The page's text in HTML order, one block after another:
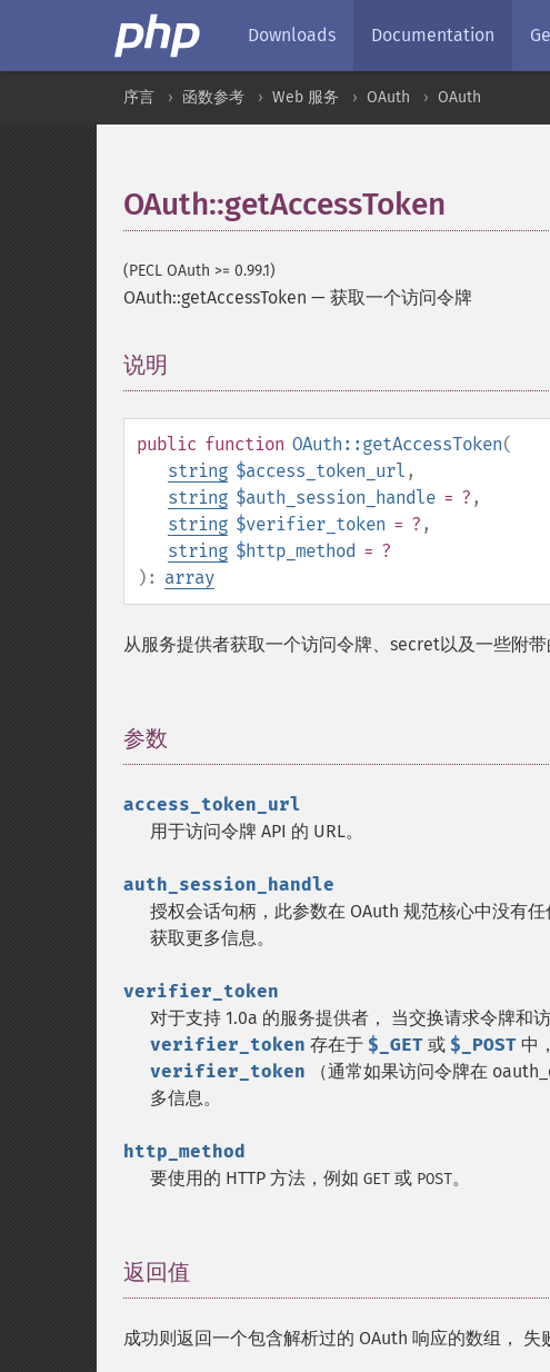
Downloads Documentation
序言 函数参考 Web 服务 OAuth OAuth
OAuth::getAccessToken
(PECL OAuth >= 0.99.1)
OAuth::getAccessToken — 获取一个访问令牌
说明
public function OAuth::getAccessToken(
string $access_token_url ,
string $auth_session_handle = ? ,
string $verifier_token = ? ,
string $http_method = ?
): array
从服务提供者获取一个访问令牌、secret以及一些附带
参数
access_token_url
用于访问令牌 API 的 URL。
auth_session_handle
授权会话句柄，此参数在 OAuth 规范核心中没有
获取更多信息。
verifier_token
对于支持 1.0a 的服务提供者， 当交换请求令牌和
verifier_token 存在于 $_GET 或 $_POST 中
verifier_token （通常如果访问令牌在
多信息。
http_method
要使用的 HTTP 方法，例如 GET 或 POST。
返回值
成功则返回一个包含解析过的 OAuth 响应的数组， 失